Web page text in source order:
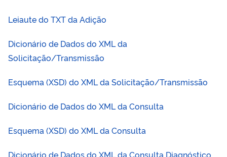
Leiaute do TXT da Adição
Dicionário de Dados do XML da
Solicitação/Transmissão
Esquema (XSD) do XML da Solicitação/Transmissão
Dicionário de Dados do XML da Consulta
Esquema (XSD) do XML da Consulta
Dicionário de Dados do XML da Consulta Diagnóstico